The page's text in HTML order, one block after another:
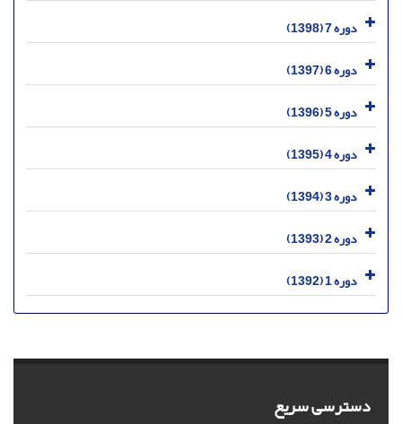
دوره 7 (1398)
دوره 6 (1397)
دوره 5 (1396)
دوره 4 (1395)
دوره 3 (1394)
دوره 2 (1393)
دوره 1 (1392)
دسترسی سریع